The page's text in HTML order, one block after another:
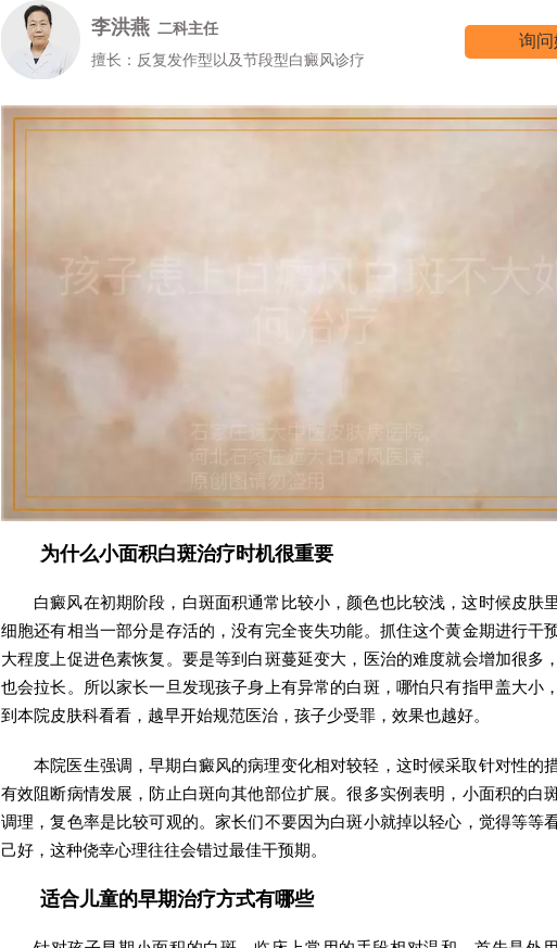
高霞 七科主任
擅长：女性/颜面型白癜风的诊治
询
为什么小面积白斑治疗时机很重要
白癜风在初期阶段，白斑面积通常比较小，颜色也比较浅，这时候皮肤
细胞还有相当一部分是存活的，没有完全丧失功能。抓住这个黄金期进行干
大程度上促进色素恢复。要是等到白斑蔓延变大，医治的难度就会增加很多
也会拉长。所以家长一旦发现孩子身上有异常的白斑，哪怕只有指甲盖大小
到本院皮肤科看看，越早开始规范医治，孩子少受罪，效果也越好。
本院医生强调，早期白癜风的病理变化相对较轻，这时候采取针对性的
有效阻断病情发展，防止白斑向其他部位扩展。很多实例表明，小面积的白
调理，复色率是比较可观的。家长们不要因为白斑小就掉以轻心，觉得等等
己好，这种侥幸心理往往会错过最佳干预期。
适合儿童的早期治疗方式有哪些